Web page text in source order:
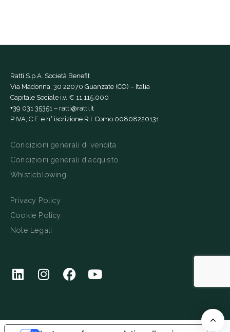
Ratti S.p.A. Società Benefit
Via Madonna, 30 22070 Guanzate (CO) – Italia
Capitale Sociale i.v. € 11.115.000
+39 031 35351 – ratti@ratti.it
P.IVA, C.F. e n° iscrizione R.I. Como 00808220131
Condizioni generali di vendita
Condizioni generali d'acquisto
Whistleblowing
Privacy Policy
Cookie Policy
Note Legali